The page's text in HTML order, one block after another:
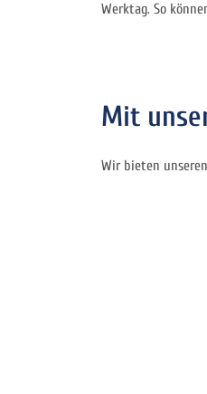
Werktag. So
Mit
Wir bieten